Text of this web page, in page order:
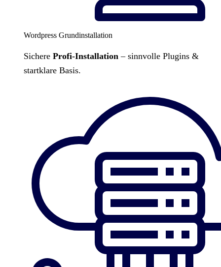
Wordpress Grundinstallation
Sichere Profi-Installation – sinnvolle Plugins &
startklare Basis.